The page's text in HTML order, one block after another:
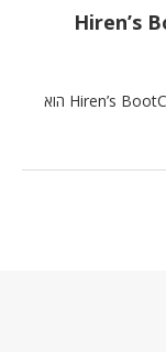
איפוס סיסמא ע"י Hiren’s BootCD 15.2 Hiren’s BootCD 15.2 הוא